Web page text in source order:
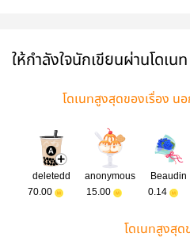
ให้กำลังใจนักเขียนผ่านโดเนท
โดเนทสูงสุดของเรื่อง
deletedd
70.00
anonymous
15.00
Beaudin
0.14
โดเนทสูงสุ